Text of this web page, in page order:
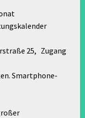
25, Zugang
Smartphone-